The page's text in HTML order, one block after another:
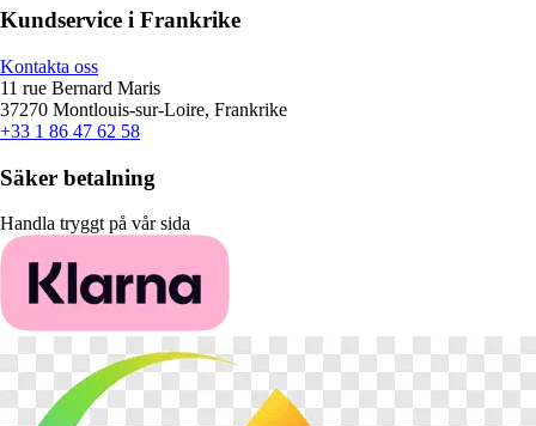
Kundservice i Frankrike
Kontakta oss
11 rue Bernard Maris
37270 Montlouis-sur-Loire, Frankrike
+33 1 86 47 62 58
Säker betalning
Handla tryggt på vår sida